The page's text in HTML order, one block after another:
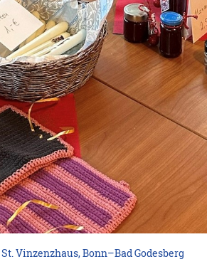
St. Vinzenzhaus, Bonn–Bad Godesberg